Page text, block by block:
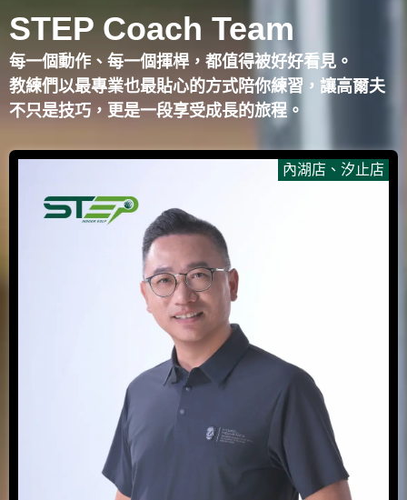
STEP Coach Team
每一個動作、每一個揮桿，都值得被好好看見。
教練們以最專業也最貼心的方式陪你練習，讓高爾夫
不只是技巧，更是一段享受成長的旅程。
內湖店 、 汐止店